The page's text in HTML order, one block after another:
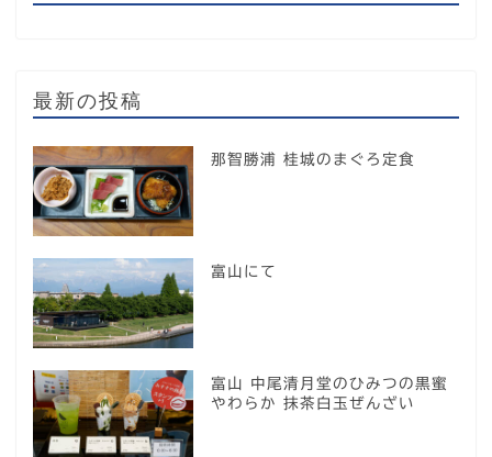
最新の投稿
那智勝浦 桂城のまぐろ定食
富山にて
富山 中尾清月堂のひみつの黒蜜
やわらか 抹茶白玉ぜんざい